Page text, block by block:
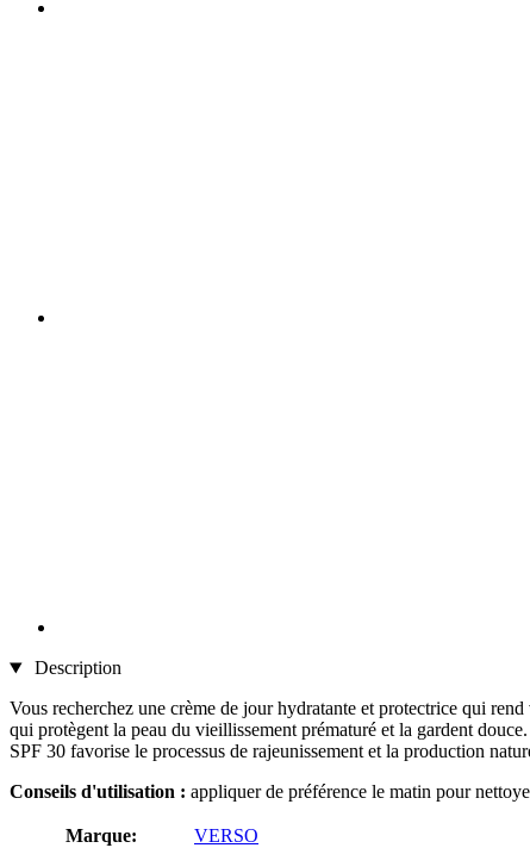
Description
Vous recherchez une crème de jour hydratante et protectrice qui
qui protègent la peau du vieillissement prématuré et la gardent
SPF 30 favorise le processus de rajeunissement et la production
Conseils d'utilisation : appliquer de préférence le matin pour
Marque:
VERSO